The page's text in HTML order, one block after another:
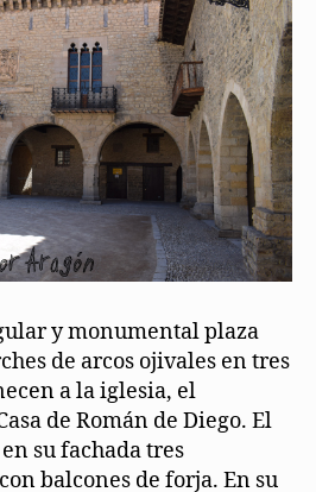
y monumental plaza
de arcos ojivales en tres
a la iglesia, el
de Román de Diego. El
su fachada tres
balcones de forja. En su